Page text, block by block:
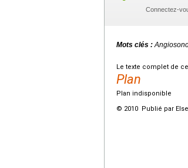
Connectez-
Mots clés :
Le texte complet de
Plan
Plan indisponible
© 2010 Publié par